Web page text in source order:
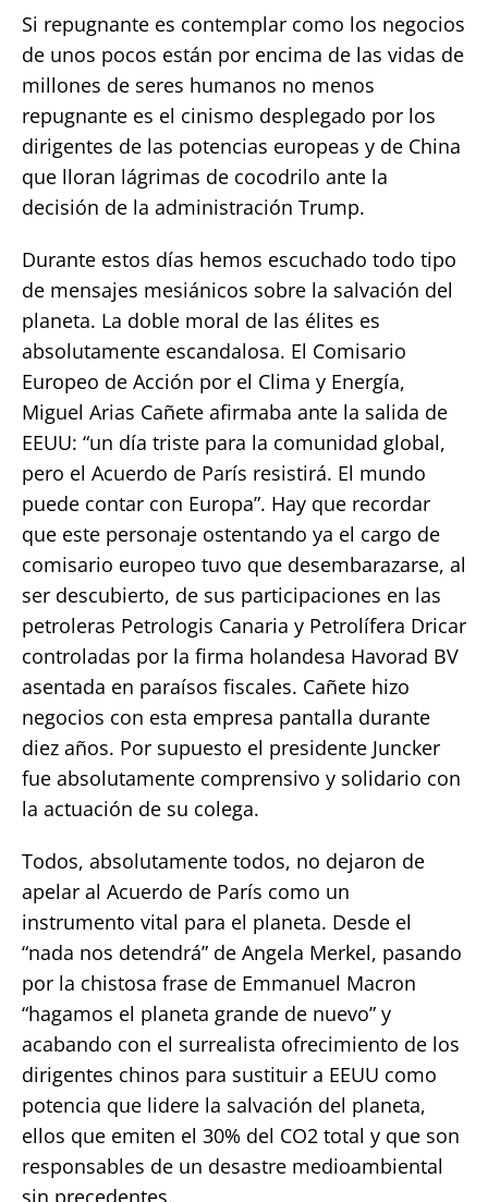
Si repugnante es contemplar como los negocios
de unos pocos están por encima de las vidas de
millones de seres humanos no menos
repugnante es el cinismo desplegado por los
dirigentes de las potencias europeas y de China
que lloran lágrimas de cocodrilo ante la
decisión de la administración Trump.
Durante estos días hemos escuchado todo tipo
de mensajes mesiánicos sobre la salvación del
planeta. La doble moral de las élites es
absolutamente escandalosa. El Comisario
Europeo de Acción por el Clima y Energía,
Miguel Arias Cañete afirmaba ante la salida de
EEUU: “un día triste para la comunidad global,
pero el Acuerdo de París resistirá. El mundo
puede contar con Europa”. Hay que recordar
que este personaje ostentando ya el cargo de
comisario europeo tuvo que desembarazarse, al
ser descubierto, de sus participaciones en las
petroleras Petrologis Canaria y Petrolífera Dricar
controladas por la firma holandesa Havorad BV
asentada en paraísos fiscales. Cañete hizo
negocios con esta empresa pantalla durante
diez años. Por supuesto el presidente Juncker
fue absolutamente comprensivo y solidario con
la actuación de su colega.
Todos, absolutamente todos, no dejaron de
apelar al Acuerdo de París como un
instrumento vital para el planeta. Desde el
“nada nos detendrá” de Angela Merkel, pasando
por la chistosa frase de Emmanuel Macron
“hagamos el planeta grande de nuevo” y
acabando con el surrealista ofrecimiento de los
dirigentes chinos para sustituir a EEUU como
potencia que lidere la salvación del planeta,
ellos que emiten el 30% del CO2 total y que son
responsables de un desastre medioambiental
sin precedentes.